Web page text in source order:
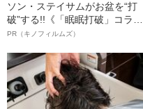
ソン・ステイサムがお盆を“打
破”する!!《「眠眠打破」コラ
ボ》
PR（キノフィルムズ）